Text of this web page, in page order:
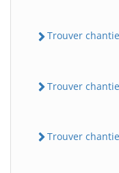
Trouver
Trouver
Trouver